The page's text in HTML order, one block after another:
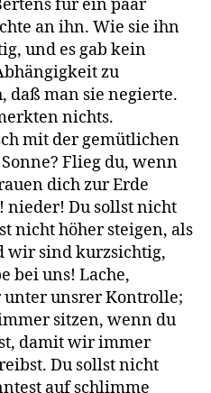
für ein paar
an ihn. Wie sie ihn
und es gab kein
zu
daß man sie negierte.
nichts.
mit der gemütlichen
Flieg du, wenn
dich zur Erde
nieder! Du sollst nicht
nicht höher steigen, als
wir sind kurzsichtig,
bei uns! Lache,
unter unsrer Kontrolle;
sitzen, wenn du
damit wir immer
Du sollst nicht
auf schlimme